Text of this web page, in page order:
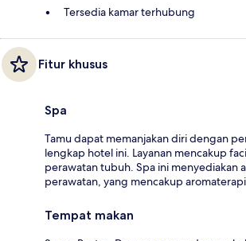
Tersedia kamar terhubung
Fitur khusus
Spa
Tamu dapat memanjakan diri dengan
lengkap hotel ini. Layanan mencakup
perawatan tubuh. Spa ini menyediakan
perawatan, yang mencakup
Tempat makan